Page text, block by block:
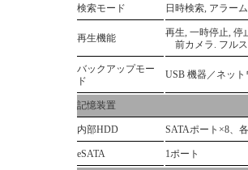
検索モード 日時検索, アラー
再生機能
再生, 一時停止, 停
前カメラ. フルス
バックアップモー
ド
USB 機器／ネット
記憶装置
内部HDD SATAポート×8、
eSATA 1ポート